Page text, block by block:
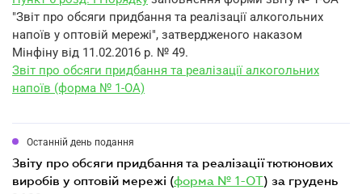
"Звіт про обсяги придбання та реалізації алкогольних
напоїв у оптовій мережі", затвердженого наказом
Мінфіну від 11.02.2016 р. № 49.
Звіт про обсяги придбання та реалізації алкогольних
напоїв (форма № 1-ОА)
Останній день подання
звіту про обсяги придбання та реалізації тютюнових
виробів у оптовій мережі (форма № 1-ОТ) за грудень